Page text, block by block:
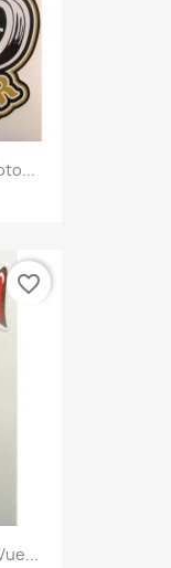
favorite_border